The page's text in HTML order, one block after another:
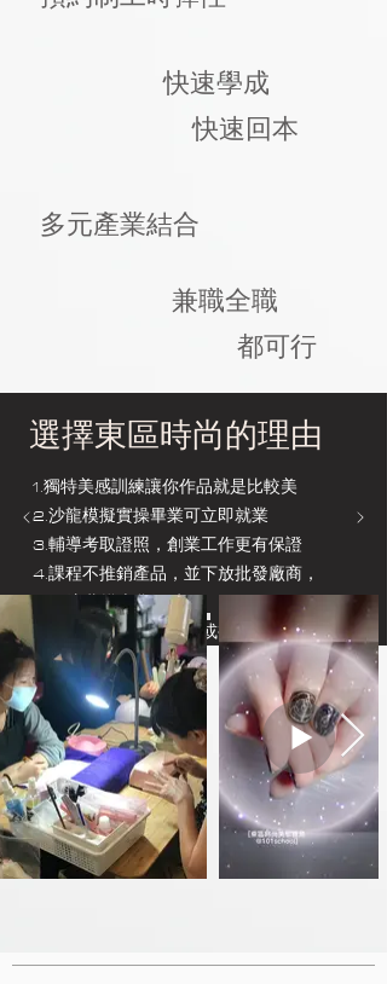
快速學成
快速回本
多元產業結合
兼職全職
都可行
選擇東區時尚的理由
1.獨特美感訓練讓你作品就是比較美
2.沙龍模擬實操畢業可立即就業
3.輔導考取證照，創業工作更有保證
4.課程不推銷產品，並下放批發廠商，
不用浪費摸索貨源時間
5.多時段開課方便複習或補課